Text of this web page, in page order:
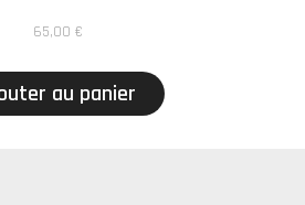
65,00 €
au panier